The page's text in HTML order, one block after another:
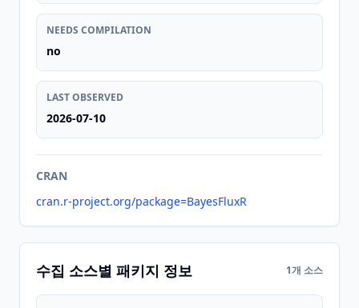
NEEDS COMPILATION
no
LAST OBSERVED
2026-07-10
CRAN
cran.r-project.org/package=BayesFluxR
수집 소스별 패키지 정보 1개 소스